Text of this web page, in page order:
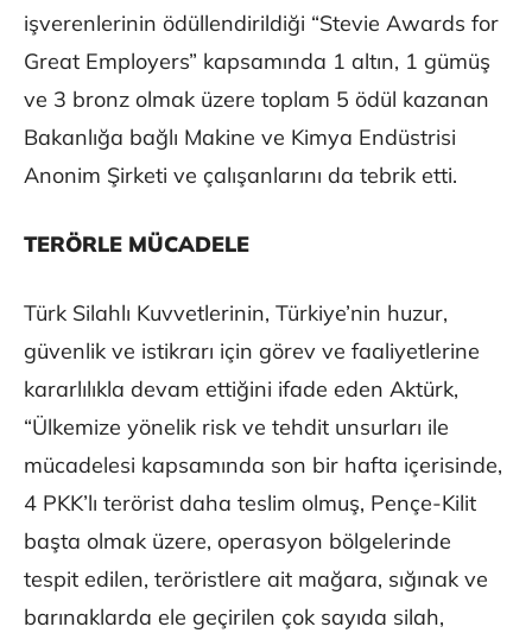
işverenlerinin ödüllendirildiği “Stevie Awards for
Great Employers” kapsamında 1 altın, 1 gümüş
ve 3 bronz olmak üzere toplam 5 ödül kazanan
Bakanlığa bağlı Makine ve Kimya Endüstrisi
Anonim Şirketi ve çalışanlarını da tebrik etti.
TERÖRLE MÜCADELE
Türk Silahlı Kuvvetlerinin, Türkiye’nin huzur,
güvenlik ve istikrarı için görev ve faaliyetlerine
kararlılıkla devam ettiğini ifade eden Aktürk,
“Ülkemize yönelik risk ve tehdit unsurları ile
mücadelesi kapsamında son bir hafta içerisinde,
4 PKK’lı terörist daha teslim olmuş, Pençe-Kilit
başta olmak üzere, operasyon bölgelerinde
tespit edilen, teröristlere ait mağara, sığınak ve
barınaklarda ele geçirilen çok sayıda silah,